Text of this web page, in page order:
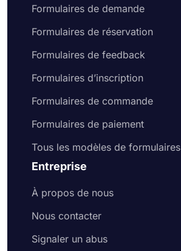
Formulaires de demande
Formulaires de réservation
Formulaires de feedback
Formulaires d’inscription
Formulaires de commande
Formulaires de paiement
Tous les modèles de formulaires
Entreprise
À propos de nous
Nous contacter
Signaler un abus